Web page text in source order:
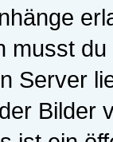
musst
Server
Bilder